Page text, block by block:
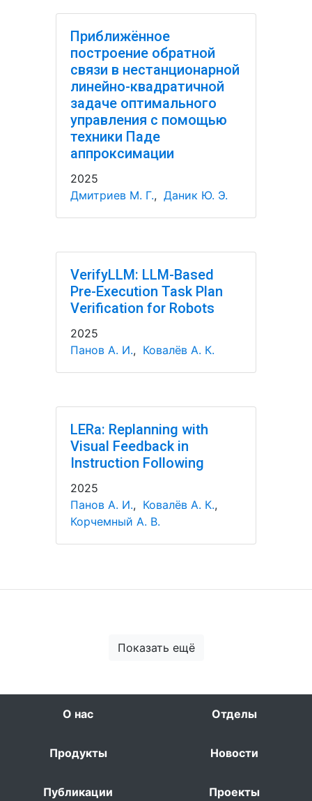
Приближённое
построение обратной
связи в нестанционарной
линейно-квадратичной
задаче оптимального
управления с помощью
техники Паде
аппроксимации
2025
Дмитриев М. Г., Даник Ю. Э.
VerifyLLM: LLM-Based
Pre-Execution Task Plan
Verification for Robots
2025
Панов А. И., Ковалёв А. К.
LERa: Replanning with
Visual Feedback in
Instruction Following
2025
Панов А. И., Ковалёв А. К.,
Корчемный А. В.
Показать ещё
О нас Отделы
Продукты Новости
Публикации Проекты